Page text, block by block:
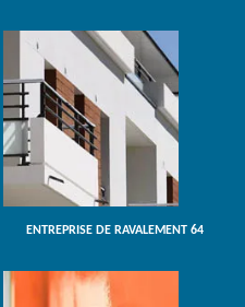
ENTREPRISE DE RAVALEMENT 64